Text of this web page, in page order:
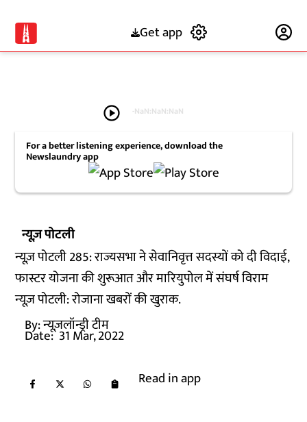
Get app
play_circle -NaN:NaN:NaN
For a better listening experience, download the
Newslaundry app
न्यूज़ पोटली
न्यूज़ पोटली 285: राज्यसभा ने सेवानिवृत्त सदस्यों को दी विदाई,
फास्टर योजना की शुरूआत और मारियुपोल में संघर्ष विराम
न्यूज़ पोटली: रोजाना खबरों की खुराक.
By:न्यूज़लॉन्ड्री टीम
Date: 31 Mar, 2022
Read in app